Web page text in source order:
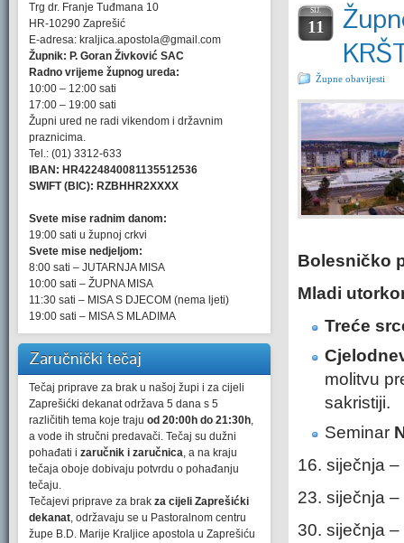
Trg dr. Franje Tuđmana 10
HR-10290 Zaprešić
E-adresa: kraljica.apostola@gmail.com
Župnik: P. Goran Živković SAC
Radno vrijeme župnog ureda:
10:00 – 12:00 sati
17:00 – 19:00 sati
Župni ured ne radi vikendom i državnim
praznicima.
Tel.: (01) 3312-633
IBAN: HR4224840081135512536
SWIFT (BIC): RZBHHR2XXXX
Svete mise radnim danom:
19:00 sati u župnoj crkvi
Svete mise nedjeljom:
8:00 sati – JUTARNJA MISA
10:00 sati – ŽUPNA MISA
11:30 sati – MISA S DJECOM (nema ljeti)
19:00 sati – MISA S MLADIMA
Zaručnički tečaj
Tečaj priprave za brak u našoj župi i za cijeli
Zaprešićki dekanat održava 5 dana s 5
različitih tema koje traju od 20:00h do 21:30h,
a vode ih stručni predavači. Tečaj su dužni
pohađati i zaručnik i zaručnica, a na kraju
tečaja oboje dobivaju potvrdu o pohađanju
tečaju.
Tečajevi priprave za brak za cijeli Zaprešićki
dekanat, održavaju se u Pastoralnom centru
župe B.D. Marije Kraljice apostola u Zaprešiću
SIJ.
11
Župne obavijesti
Bolesničko
Mladi
Treće
molitvu
sakristiji.
Seminar
16. siječnja
23. siječnja
30. siječnja